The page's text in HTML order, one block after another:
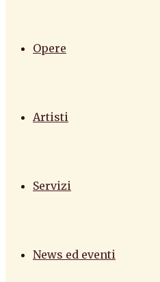
Opere
Artisti
Servizi
News ed eventi